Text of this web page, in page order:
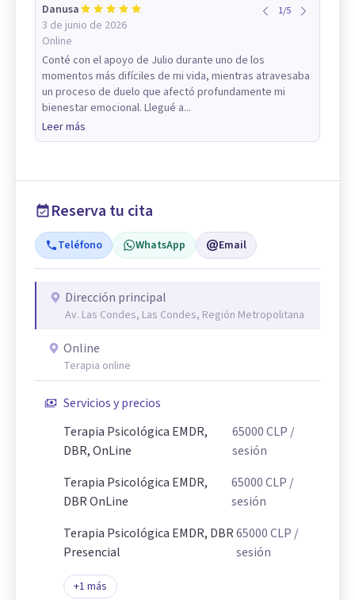
Danusa
3 de junio de 2026
Online
1/5
Conté con el apoyo de Julio durante uno de los
momentos más difíciles de mi vida, mientras atravesaba
un proceso de duelo que afectó profundamente mi
bienestar emocional. Llegué a...
Leer más
Reserva tu cita
Teléfono WhatsApp Email
Dirección principal
Av. Las Condes, Las Condes, Región Metropolitana
Online
Terapia online
Servicios y precios
Terapia Psicológica EMDR,
DBR, OnLine
65000CLP /
sesión
Terapia Psicológica EMDR,
DBR OnLine
65000CLP /
sesión
Terapia Psicológica EMDR, DBR
Presencial
65000CLP /
sesión
+1 más